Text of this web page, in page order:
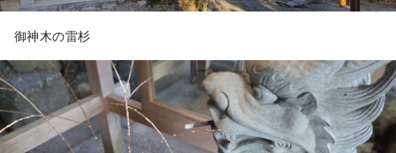
御神木の雷杉